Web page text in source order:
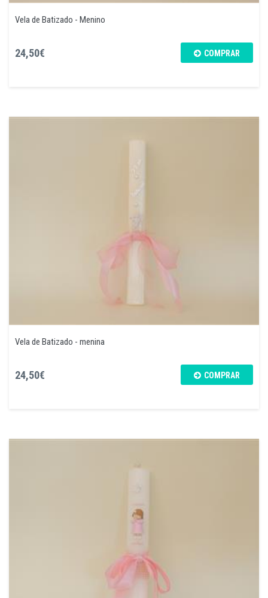
Vela de Batizado - Menino
24,50€ COMPRAR
Vela de Batizado - menina
24,50€ COMPRAR